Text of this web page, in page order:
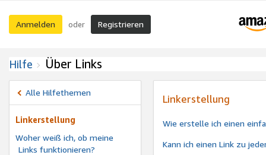
Anmelden oder Registrieren
Hilfe Über Links
Alle Hilfethemen
Linkerstellung
Woher weiß ich, ob meine
Links funktionieren?
Linkerstellung
Wie erstelle ich einen
Kann ich einen Link zu